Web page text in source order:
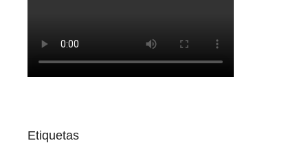
Etiquetas